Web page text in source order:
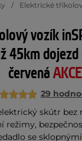
Elektrické
vozík
45km dojezd
červenáAKCE
29
skútr bez
režimy,
se